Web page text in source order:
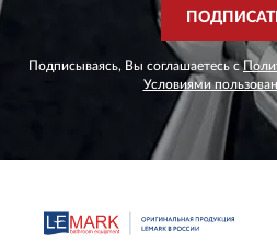
Подписываясь, Вы соглашаетесь с
Условиями